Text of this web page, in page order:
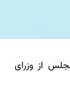
از وزرای